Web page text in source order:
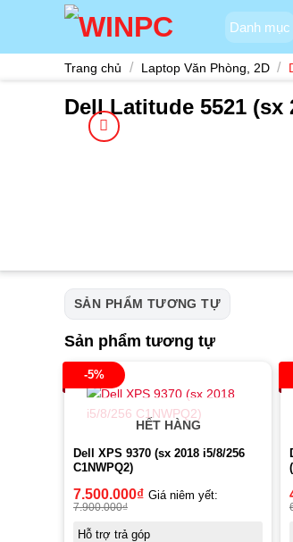
Danh mục
Trang chủ / Laptop Văn Phòng, 2D /
Dell Latitude 5521 (sx
SẢN PHẨM TƯƠNG TỰ
Sản phẩm tương tự
-5%
HẾT HÀNG
Dell XPS 9370 (sx 2018 i5/8/256
C1NWPQ2)
7.500.000₫ Giá niêm yết:
7.900.000₫
Hỗ trợ trả góp